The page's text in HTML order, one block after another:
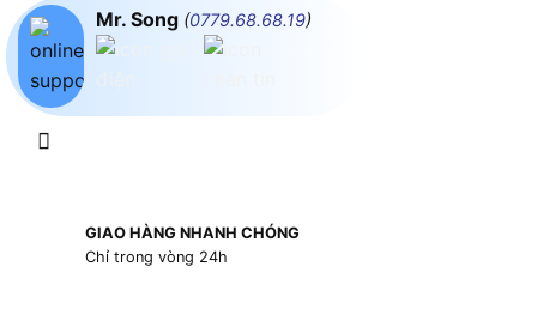
Mr. Song (0779.68.68.19)
GIAO HÀNG NHANH CHÓNG
Chỉ trong vòng 24h